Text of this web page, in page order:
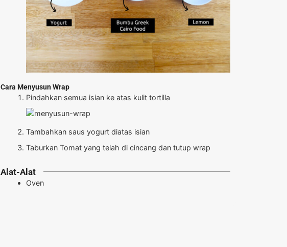
Cara Menyusun Wrap
Pindahkan semua isian ke atas kulit tortilla
Tambahkan saus yogurt diatas isian
Taburkan Tomat yang telah di cincang dan tutup wrap
Alat-Alat
Oven